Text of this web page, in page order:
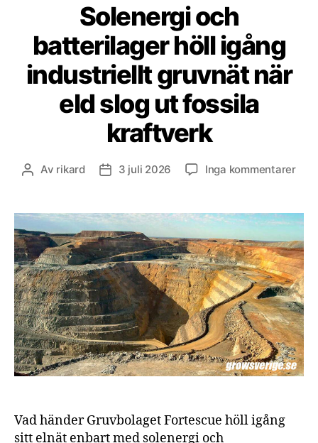
Solenergi och
batterilager höll igång
industriellt gruvnät när
eld slog ut fossila
kraftverk
Inläggsförfattare
Av rikard Inläggsdatum
3 juli 2026 Inga kommentarertill
när
eld
slog
ut
Vad händer Gruvbolaget Fortescue höll igång
sitt elnät enbart med solenergi och